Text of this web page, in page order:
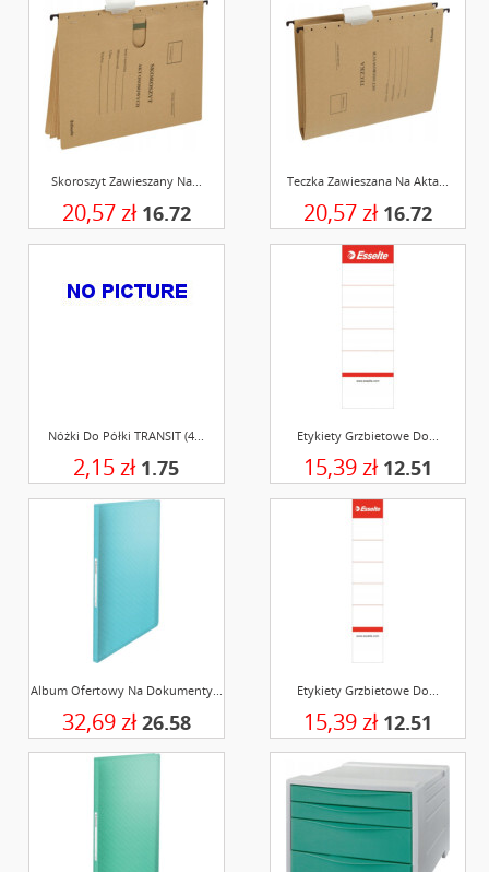
Skoroszyt Zawieszany Na...
20,57 zł 16.72
Teczka Zawieszana Na Akta...
20,57 zł 16.72
Nóżki Do Półki TRANSIT (4...
2,15 zł 1.75
Etykiety Grzbietowe Do...
15,39 zł 12.51
Album Ofertowy Na Dokumenty...
32,69 zł 26.58
Etykiety Grzbietowe Do...
15,39 zł 12.51